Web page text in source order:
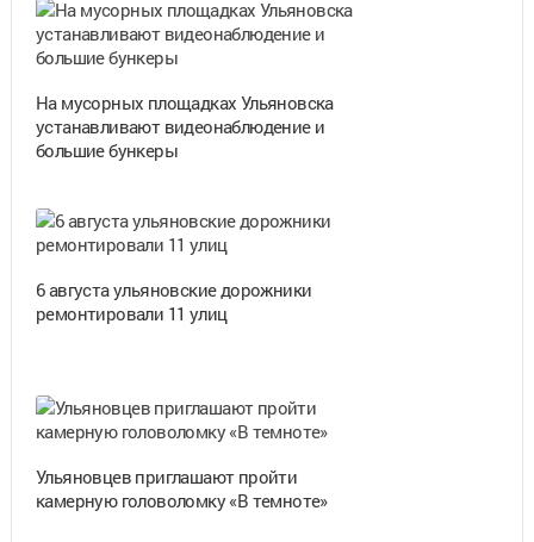
На мусорных площадках Ульяновска
устанавливают видеонаблюдение и
большие бункеры
6 августа ульяновские дорожники
ремонтировали 11 улиц
Ульяновцев приглашают пройти
камерную головоломку «В темноте»